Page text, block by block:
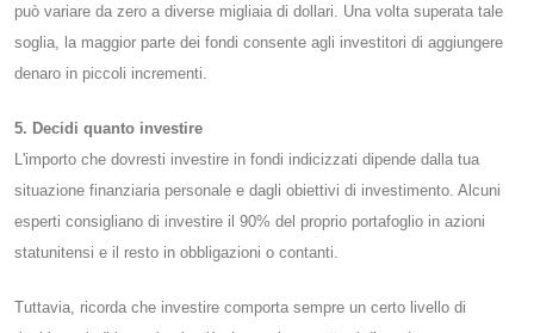
può variare da zero a diverse migliaia di dollari. Una volta superata tale
soglia, la maggior parte dei fondi consente agli investitori di aggiungere
denaro in piccoli incrementi.
5. Decidi quanto investire
L'importo che dovresti investire in fondi indicizzati dipende dalla tua
situazione finanziaria personale e dagli obiettivi di investimento. Alcuni
esperti consigliano di investire il 90% del proprio portafoglio in azioni
statunitensi e il resto in obbligazioni o contanti.
Tuttavia, ricorda che investire comporta sempre un certo livello di